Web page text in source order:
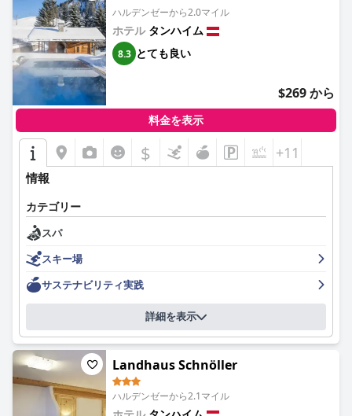
ハルデンゼーから2.0マイル
ホテル タンハイム
8.3 とても良い
$269 から
料金を表示
$ +11
情報
カテゴリー
スパ
スキー場
サステナビリティ実践
詳細を表示
Landhaus Schnöller
ハルデンゼーから2.1マイル